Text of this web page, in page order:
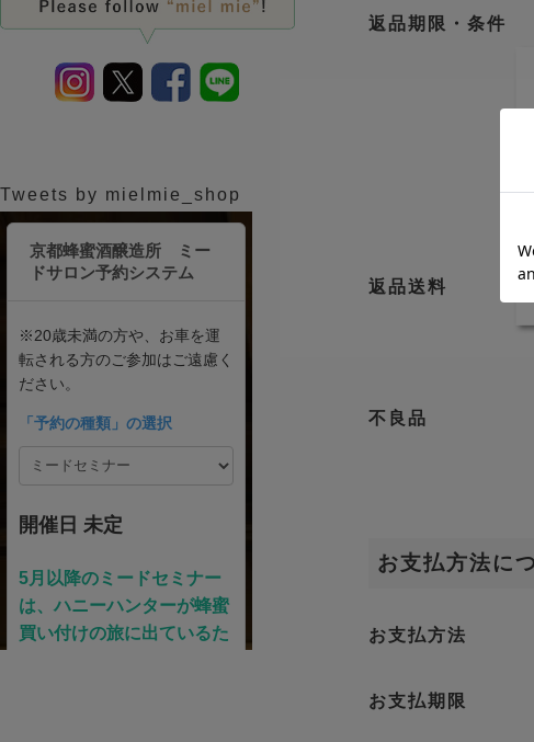
返品期限・条件
返品送料
不良品
お支払方法に
お支払方法
お支払期限
Tweets by mielmie_shop